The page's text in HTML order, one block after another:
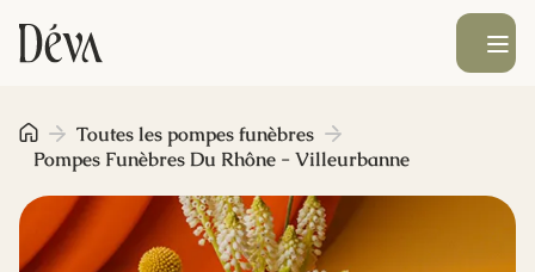
Obsèques
Prévoyance
Ouvrir le
Toutes les pompes funèbres
Pompes Funèbres Du Rhône - Villeurbanne